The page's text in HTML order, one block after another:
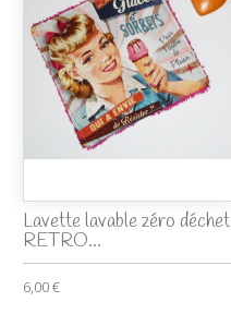
Lavette lavable zéro déchet
RETRO...
6,00 €